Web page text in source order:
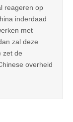
reageren op
inderdaad
met
zal deze
zet de
overheid